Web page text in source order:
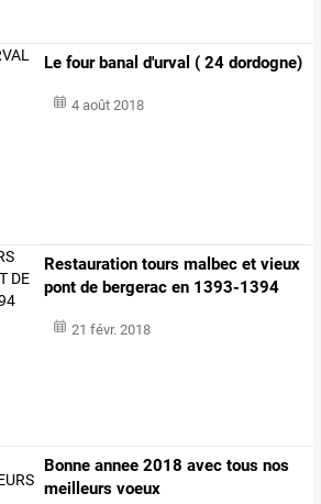
Le four banal d'urval ( 24 dordogne)
4 août 2018
Restauration tours malbec et vieux
pont de bergerac en 1393-1394
21 févr. 2018
Bonne annee 2018 avec tous nos
meilleurs voeux